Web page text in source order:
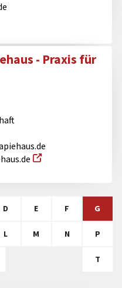
- Praxis für
D E F G
L M N P
T